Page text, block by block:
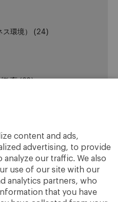
content and ads,
advertising, to provide
our traffic. We also
use of our site with our
analytics partners, who
that you have
環境）
(24)